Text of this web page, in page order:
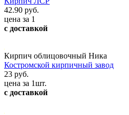
42.90 руб.
цена за 1
с доставкой
Кирпич облицовочный Ника
Костромской кирпичный завод
23 руб.
цена за 1шт.
с доставкой